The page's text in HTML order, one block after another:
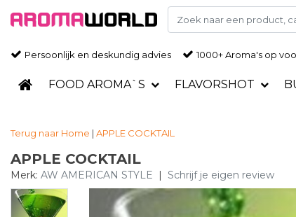
Persoonlijk en deskundig advies 1000+ Aroma's op
FOOD AROMA`S FLAVORSHOT
Terug naar Home | APPLE COCKTAIL
APPLE COCKTAIL
Merk: AW AMERICAN STYLE | Schrijf je eigen review